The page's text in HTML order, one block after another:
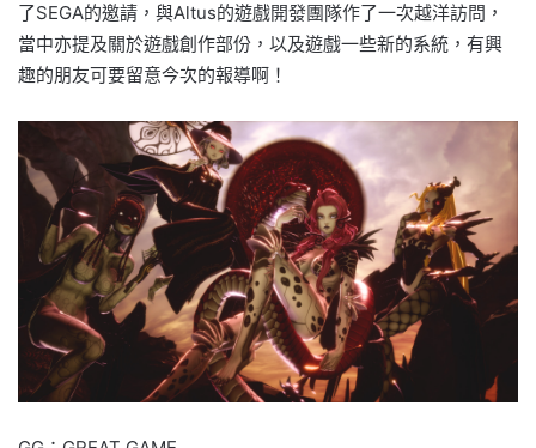
了SEGA的邀請，與Altus的遊戲開發團隊作了一次越洋訪問，
當中亦提及關於遊戲創作部份，以及遊戲一些新的系統，有興
趣的朋友可要留意今次的報導啊！